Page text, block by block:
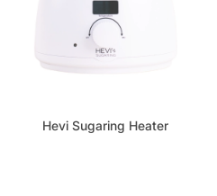
Hevi Sugaring Heater